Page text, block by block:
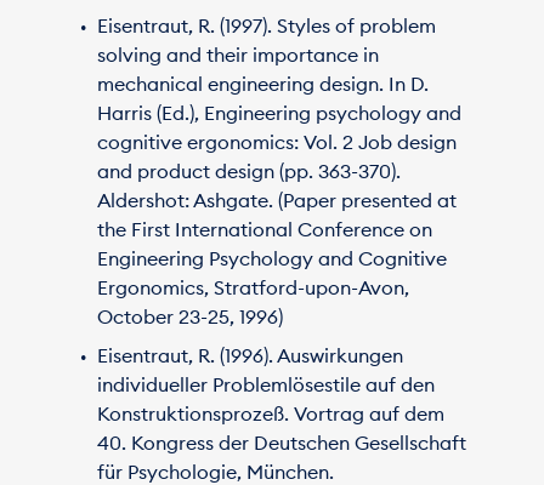
Eisentraut, R. (1997). Styles of problem
solving and their importance in
mechanical engineering design. In D.
Harris (Ed.), Engineering psychology and
cognitive ergonomics: Vol. 2 Job design
and product design (pp. 363-370).
Aldershot: Ashgate. (Paper presented at
the First International Conference on
Engineering Psychology and Cognitive
Ergonomics, Stratford-upon-Avon,
October 23-25, 1996)
Eisentraut, R. (1996). Auswirkungen
individueller Problemlösestile auf den
Konstruktionsprozeß. Vortrag auf dem
40. Kongress der Deutschen Gesellschaft
für Psychologie, München.